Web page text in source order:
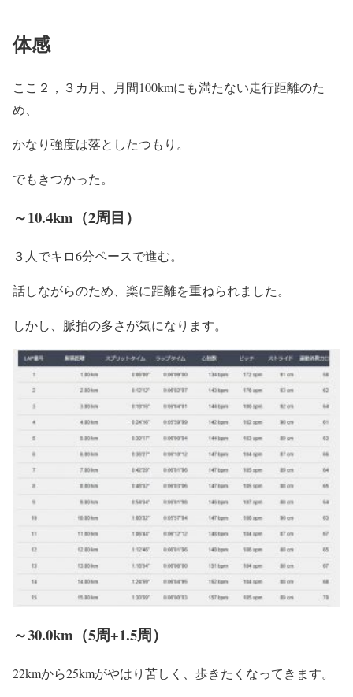
体感
ここ２，３カ月、月間100kmにも満たない走行距離のた
め、
かなり強度は落としたつもり。
でもきつかった。
～10.4km（2周目）
３人でキロ6分ペースで進む。
話しながらのため、楽に距離を重ねられました。
しかし、脈拍の多さが気になります。
～30.0km（5周+1.5周）
22kmから25kmがやはり苦しく、歩きたくなってきます。